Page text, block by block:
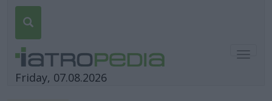
Friday, 07.08.2026